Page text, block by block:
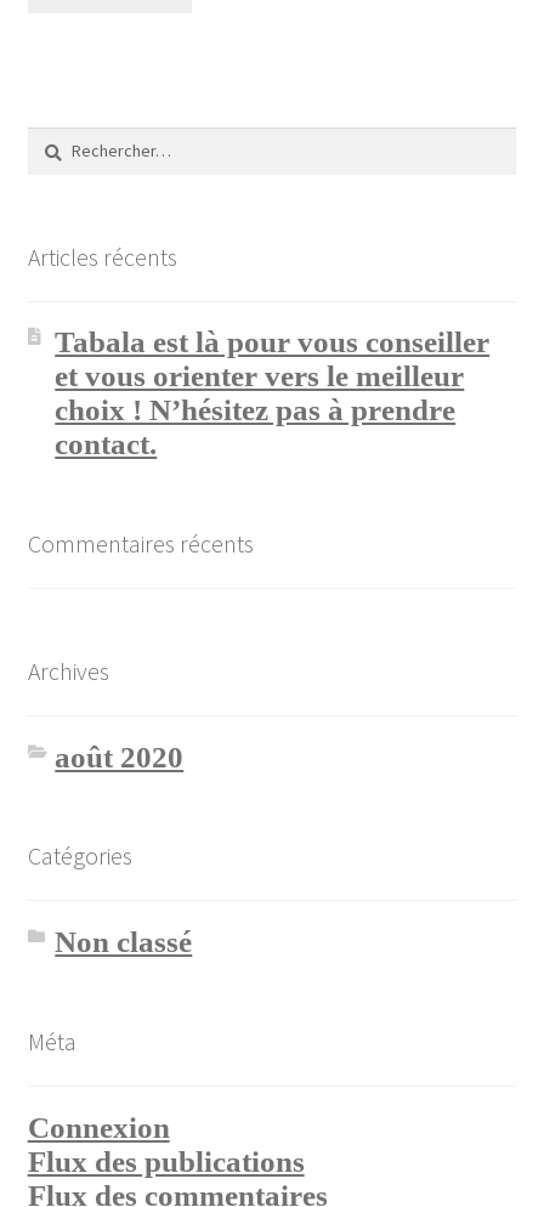
Rechercher :
Articles récents
Tabala est là pour vous conseiller
et vous orienter vers le meilleur
choix ! N’hésitez pas à prendre
contact.
Commentaires récents
Archives
août 2020
Catégories
Non classé
Méta
Connexion
Flux des publications
Flux des commentaires